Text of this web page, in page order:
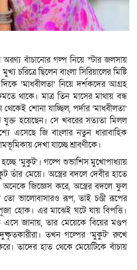
বাঁচানোর গল্প নিয়ে স্টার জলসায়
চরিত্রে ছিলেন বাংলা সিরিয়ালের মিষ্টি
‘মাধবীলতা’ নিয়ে দর্শকদের আগ্রহ
থাকে। মাত্র তিন মাসের মাথায় বন্ধ
শোনা যাচ্ছিল, পর্দার ‘মাধবীলতা’
যুক্ত হয়েছেন। সে খবরের সত্যতা মিলল
এসেছে জি বাংলার নতুন ধারাবাহিক
দেখা যাচ্ছে শ্রাবণীকে।
হচ্ছে ‘মুকুট’। গল্পে শুভাশিস মুখোপাধ্যায়
তাঁর মেয়ে। অস্ত্রের বদলে দেবীর হাতে
জিজ্ঞেস করে, অস্ত্রের বদলে ফুল
ভালোবাসারও রূপ, তাই চণ্ডী রূপের
হোক। এর মাঝেই ঘটে যায় বিপত্তি।
জানায়, তার মেয়েকে বিয়ের মণ্ডপ
তখন গল্পের ‘মুকুট’ রুখে
তাদের হাত থেকে মেয়েটিকে বাঁচায়